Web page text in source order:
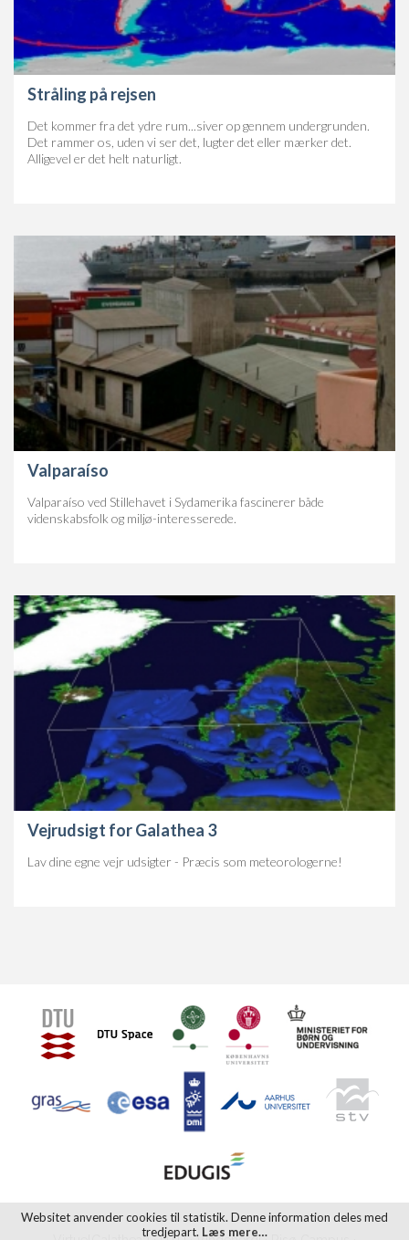
Websitet anvender cookies til statistik. Denne information deles med
tredjepart. Læs mere…
Stråling på rejsen
Det kommer fra det ydre rum...siver op gennem undergrunden.
Det rammer os, uden vi ser det, lugter det eller mærker det.
Alligevel er det helt naturligt.
Valparaíso
Valparaíso ved Stillehavet i Sydamerika fascinerer både
videnskabsfolk og miljø-interesserede.
Vejrudsigt for Galathea 3
Lav dine egne vejr udsigter - Præcis som meteorologerne!